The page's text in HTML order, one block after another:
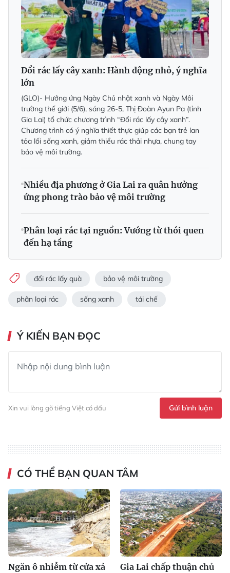
Đổi rác lấy cây xanh: Hành động nhỏ, ý nghĩa
lớn
(GLO)- Hưởng ứng Ngày Chủ nhật xanh và Ngày Môi
trường thế giới (5/6), sáng 26-5, Thị Đoàn Ayun Pa (tỉnh
Gia Lai) tổ chức chương trình “Đổi rác lấy cây xanh”.
Chương trình có ý nghĩa thiết thực giúp các bạn trẻ lan
tỏa lối sống xanh, giảm thiểu rác thải nhựa, chung tay
bảo vệ môi trường.
Nhiều địa phương ở Gia Lai ra quân hưởng
ứng phong trào bảo vệ môi trường
Phân loại rác tại nguồn: Vướng từ thói quen
đến hạ tầng
đổi rác lấy quà bảo vệ môi trường
phân loại rác sống xanh tái chế
Ý KIẾN BẠN ĐỌC
Xin vui lòng gõ tiếng Việt có dấu Gửi bình luận
CÓ THỂ BẠN QUAN TÂM
Ngăn ô nhiễm từ cửa xả
Gia Lai chấp thuận chủ